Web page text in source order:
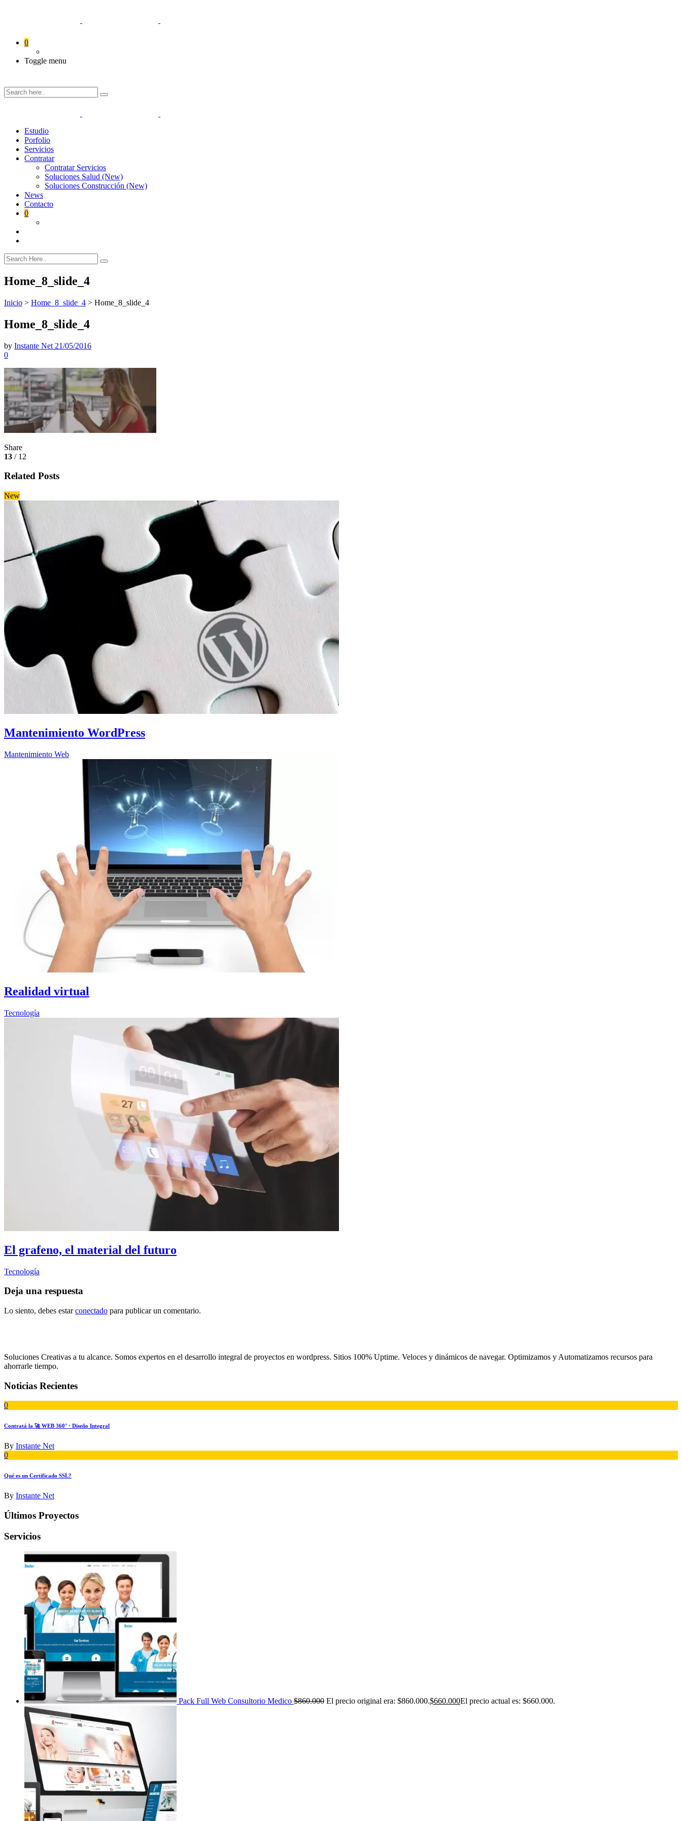
0
Toggle menu
Estudio
Porfolio
Servicios
Contratar
Contratar Servicios
Soluciones Salud (New)
Soluciones Construcción (New)
News
Contacto
0
Home_8_slide_4
Inicio > Home_8_slide_4 > Home_8_slide_4
Home_8_slide_4
by Instante Net 21/05/2016
0
Share
13 / 12
Related Posts
New
Mantenimiento WordPress
Mantenimiento Web
Realidad virtual
Tecnología
El grafeno, el material del futuro
Tecnología
Deja una respuesta
Lo siento, debes estarconectado para publicar un comentario.
Soluciones Creativas a tu alcance. Somos expertos en el desarrollo integral de proyectos en wordpress. Sitios 100% Uptime. Veloces y dinámicos de navegar. Optimizamos y Automatizamos recursos para
ahorrarle tiempo.
Noticias Recientes
0
Contratá la 🚀 WEB 360° · Diseño Integral
By Instante Net
0
Qué es un Certificado SSL?
By Instante Net
Últimos Proyectos
Servicios
Pack Full Web Consultorio Medico $860.000 El precio original era: $860.000.$660.000El precio actual es: $660.000.